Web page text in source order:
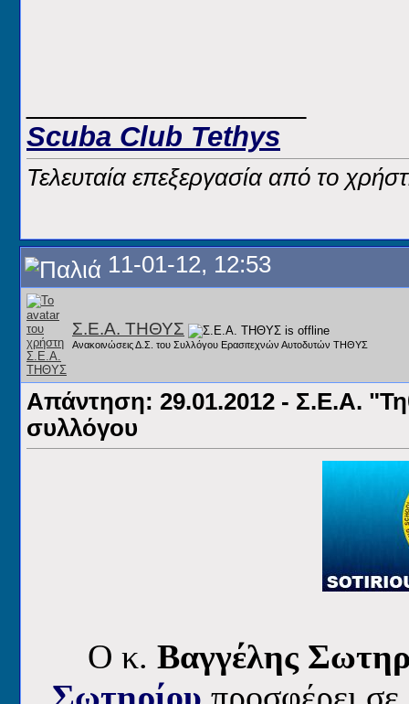
Scuba Club Tethys
Τελευταία επεξεργασία από το
11-01-12, 12:53
Σ.Ε.Α. ΤΗΘΥΣ
Ανακοινώσεις Δ.Σ. του Συλλόγου Ερασιτεχνών Αυτοδυτών ΤΗΘΥΣ
Απάντηση: 29.01.2012 - Σ.Ε.Α.
συλλόγου
O κ. Βαγγέλης